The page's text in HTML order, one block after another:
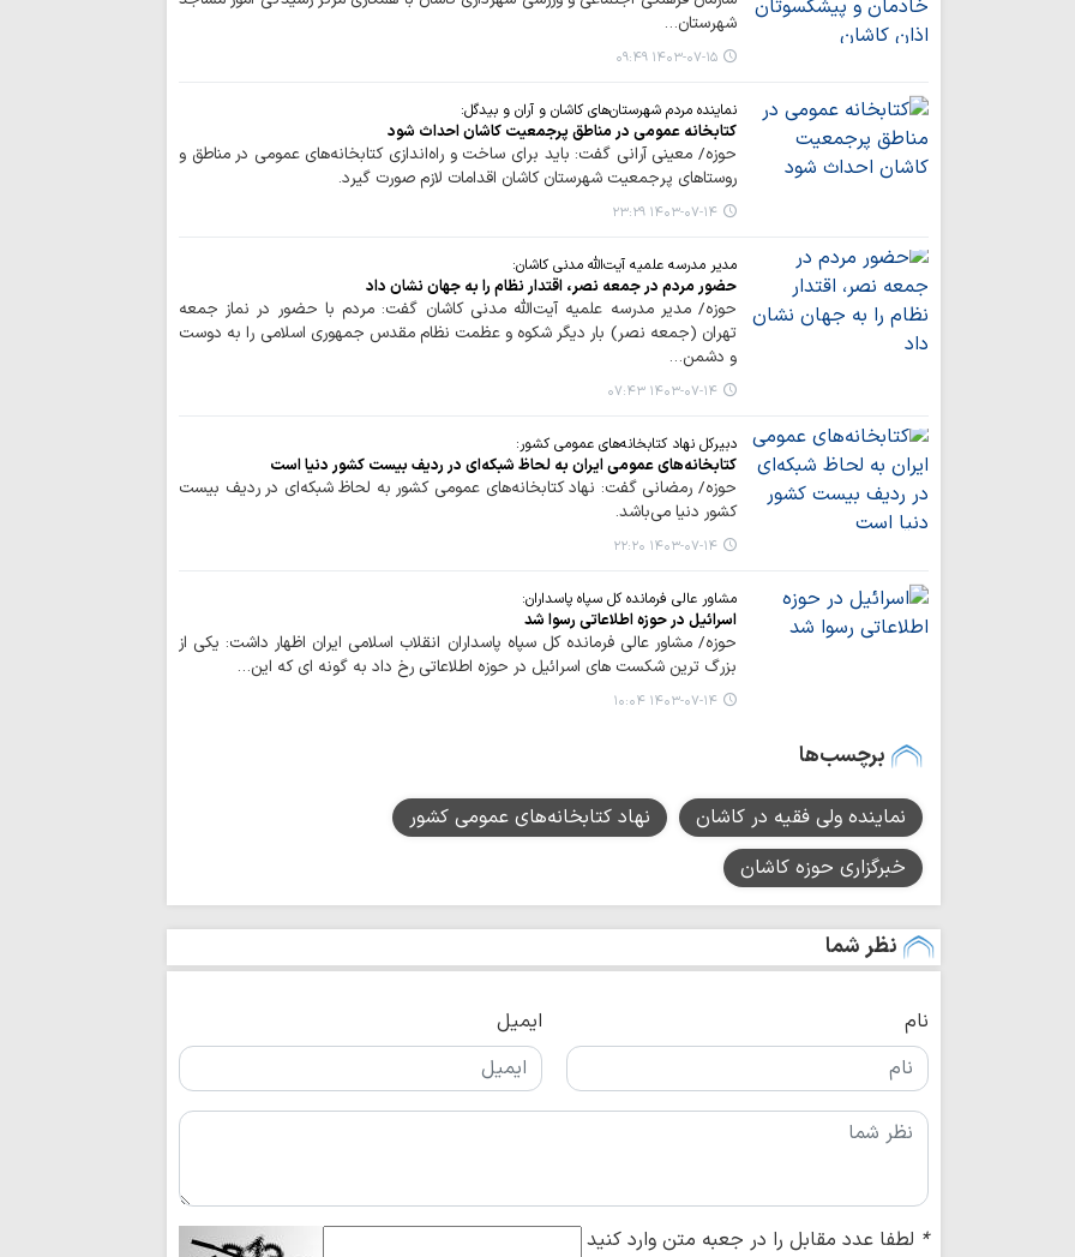
شهرستان…
۱۴۰۳-۰۷-۱۵ ۰۹:۴۹
نماینده مردم شهرستان‌های کاشان و آران و بیدگل:
کتابخانه عمومی در مناطق پرجمعیت کاشان احداث شود
حوزه/ معینی آرانی گفت: باید برای ساخت و راه‌اندازی کتابخانه‌های عمومی در مناطق و
روستاهای پرجمعیت شهرستان کاشان اقدامات لازم صورت گیرد.
۱۴۰۳-۰۷-۱۴ ۲۳:۲۹
مدیر مدرسه علمیه آیت‌الله مدنی کاشان:
حضور مردم در جمعه نصر، اقتدار نظام را به جهان نشان داد
حوزه/ مدیر مدرسه علمیه آیت‌الله مدنی کاشان گفت: مردم با حضور در نماز جمعه
تهران (جمعه نصر) بار دیگر شکوه و عظمت نظام مقدس جمهوری اسلامی را به دوست
و دشمن…
۱۴۰۳-۰۷-۱۴ ۰۷:۴۳
دبیرکل نهاد کتابخانه‌های عمومی کشور:
کتابخانه‌های عمومی ایران به لحاظ شبکه‌ای در ردیف بیست کشور دنیا است
حوزه/ رمضانی گفت: نهاد کتابخانه‌های عمومی کشور به لحاظ شبکه‌ای در ردیف بیست
کشور دنیا می‌باشد.
۱۴۰۳-۰۷-۱۴ ۲۲:۲۰
مشاور عالی فرمانده کل سپاه پاسداران:
اسرائیل در حوزه اطلاعاتی رسوا شد
حوزه/ مشاور عالی فرمانده کل سپاه پاسداران انقلاب اسلامی ایران اظهار داشت: یکی از
بزرگ ترین شکست های اسرائیل در حوزه اطلاعاتی رخ داد به گونه ای که این…
۱۴۰۳-۰۷-۱۴ ۱۰:۰۴
برچسب‌ها
نماینده ولی فقیه در کاشان
نهاد کتابخانه‌های عمومی کشور
خبرگزاری حوزه کاشان
نظر شما
نام ایمیل
* لطفا عدد مقابل را در جعبه متن وارد کنید